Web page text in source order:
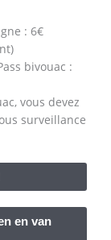
: 6€
bivouac :
vous devez
surveillance
en van